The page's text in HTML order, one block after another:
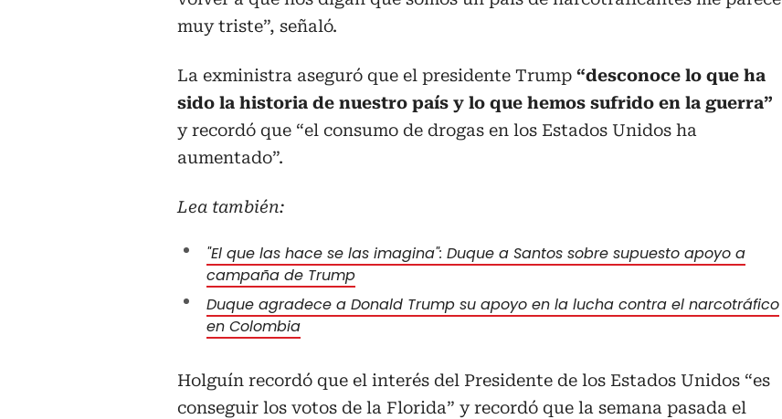
muy triste”, señaló.
La exministra aseguró que el presidente Trump “desconoce lo que ha
sido la historia de nuestro país y lo que hemos sufrido en la guerra”
y recordó que “el consumo de drogas en los Estados Unidos ha
aumentado”.
Lea también:
"El que las hace se las imagina": Duque a Santos sobre supuesto apoyo a
campaña de Trump
Duque agradece a Donald Trump su apoyo en la lucha contra el narcotráfico
en Colombia
Holguín recordó que el interés del Presidente de los Estados Unidos “es
conseguir los votos de la Florida” y recordó que la semana pasada el